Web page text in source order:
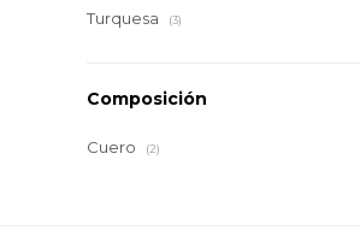
Turquesa (3)
Composición
Cuero (2)